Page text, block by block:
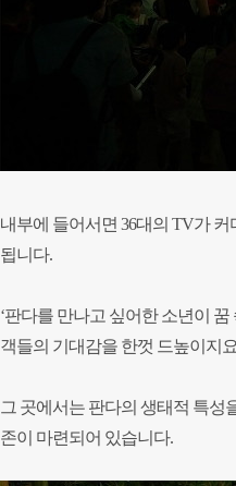
내부에 들어서면 36대의 TV가
됩니다.
‘판다를 만나고 싶어한 소년이
객들의 기대감을 한껏 드높이지
그 곳에서는 판다의 생태적 특성
존이 마련되어 있습니다.